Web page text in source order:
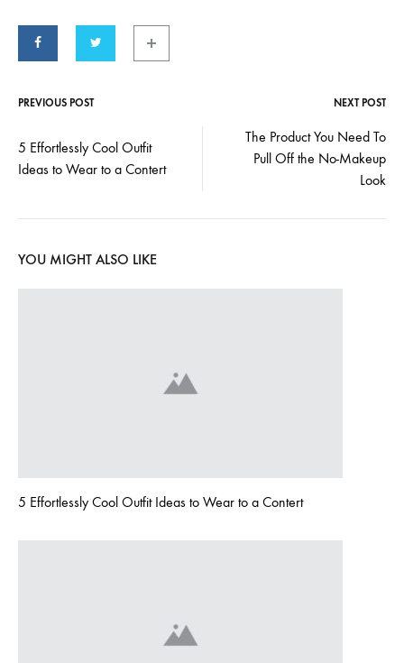
navigation
PREVIOUS POST NEXT POST
5 Effortlessly Cool Outfit
Ideas to Wear to a Contert
The Product You Need To
Pull Off the No-Makeup
Look
YOU MIGHT ALSO LIKE
5 Effortlessly Cool Outfit Ideas to Wear to a Contert